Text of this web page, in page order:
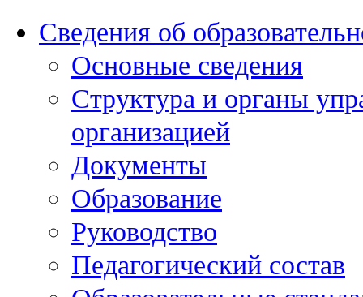
Сведения об
Основные сведения
Структура и органы
организацией
Документы
Образование
Руководство
Педагогический состав